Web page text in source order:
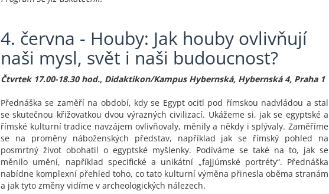
4. června - Houby: Jak houby ovlivňují
naši mysl, svět i naši budoucnost?
Čtvrtek 17.00-18.30 hod., Didaktikon/Kampus Hybernská, Hybernská 4, Praha 1
Přednáška se zaměří na období, kdy se Egypt ocitl pod římskou nadvládou a stal
se skutečnou křižovatkou dvou výrazných civilizací. Ukážeme si, jak se egyptské a
římské kulturní tradice navzájem ovlivňovaly, měnily a někdy i splývaly. Zaměříme
se na proměny náboženských představ, například jak se římský pohled na
posmrtný život obohatil o egyptské myšlenky. Podíváme se také na to, jak se
měnilo umění, například specifické a unikátní „fajjúmské portréty“. Přednáška
nabídne komplexní přehled toho, co tato kulturní výměna přinesla oběma stranám
a jak tyto změny vidíme v archeologických nálezech.